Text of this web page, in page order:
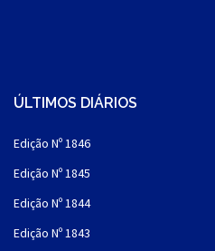
ÚLTIMOS DIÁRIOS
Edição Nº 1846
Edição Nº 1845
Edição Nº 1844
Edição Nº 1843